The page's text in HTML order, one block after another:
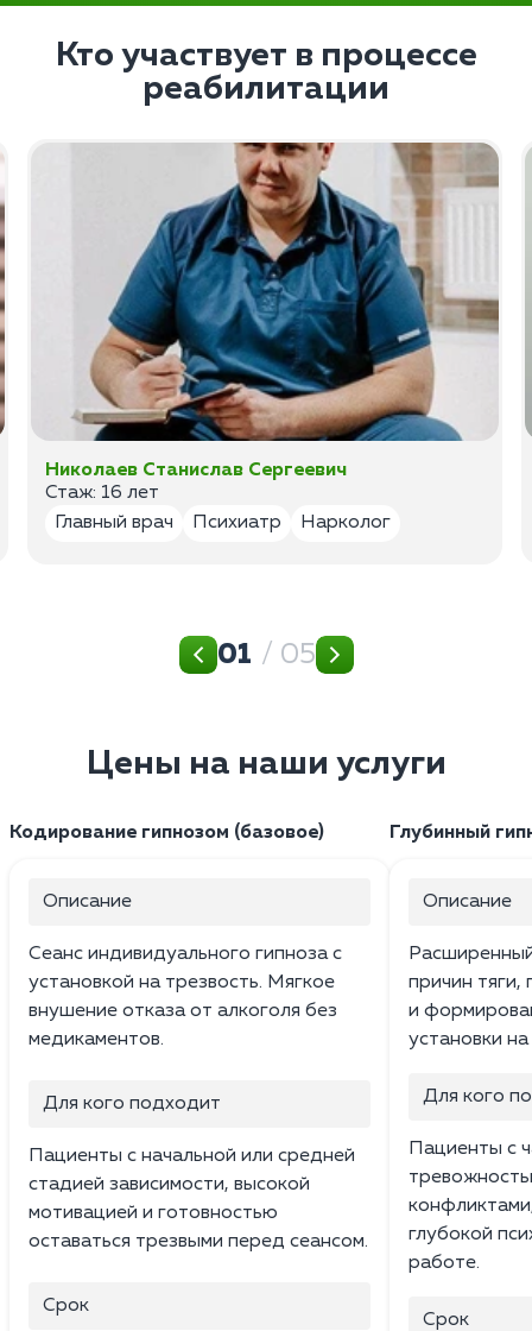
Кто участвует в процессе
реабилитации
Николаев Станислав Сергеевич
Стаж: 16 лет
Главный врач
Психиатр Нарколог
01 / 05
Цены на наши услуги
Кодирование гипнозом (базовое)
Описание
Сеанс индивидуального гипноза с
установкой на трезвость. Мягкое
внушение отказа от алкоголя без
медикаментов.
Для кого подходит
Пациенты с начальной или средней
стадией зависимости, высокой
мотивацией и готовностью
оставаться трезвыми перед сеансом.
Срок
Глубинный
Описание
причин тяги,
и
установки
Для кого
Пациенты с
глубокой
работе.
Срок